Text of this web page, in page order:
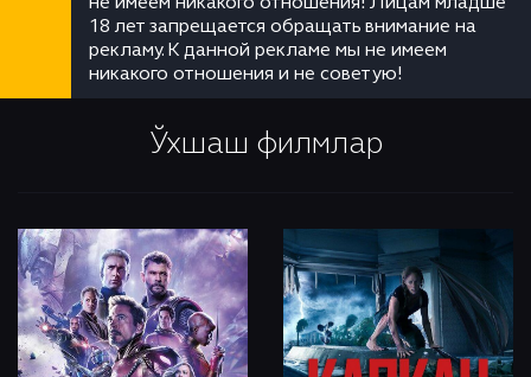
не имеем никакого отношения! Лицам младше
18 лет запрещается обращать внимание на
рекламу. К данной рекламе мы не имеем
никакого отношения и не советую!
Ўхшаш филмлар